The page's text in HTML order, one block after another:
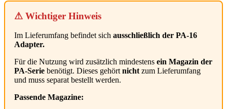
⚠ Wichtiger Hinweis
Im Lieferumfang befindet sich ausschließlich der PA-16
Adapter.
Für die Nutzung wird zusätzlich mindestens ein Magazin der
PA-Serie benötigt. Dieses gehört nicht zum Lieferumfang
und muss separat bestellt werden.
Passende Magazine: